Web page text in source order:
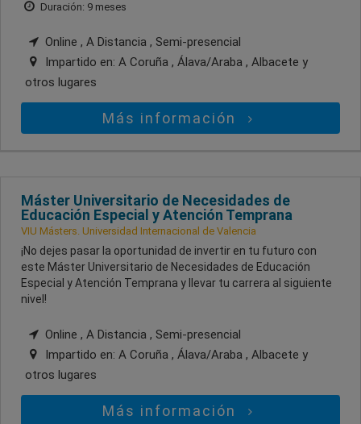
Duración: 9 meses
Online , A Distancia , Semi-presencial
Impartido en: A Coruña , Álava/Araba , Albacete y
otros lugares
Más información
Máster Universitario de Necesidades de
Educación Especial y Atención Temprana
VIU Másters. Universidad Internacional de Valencia
¡No dejes pasar la oportunidad de invertir en tu futuro con
este Máster Universitario de Necesidades de Educación
Especial y Atención Temprana y llevar tu carrera al siguiente
nivel!
Online , A Distancia , Semi-presencial
Impartido en: A Coruña , Álava/Araba , Albacete y
otros lugares
Más información